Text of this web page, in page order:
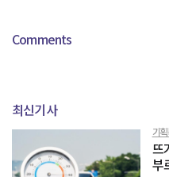
Comments
최신기사
기
뜨
부